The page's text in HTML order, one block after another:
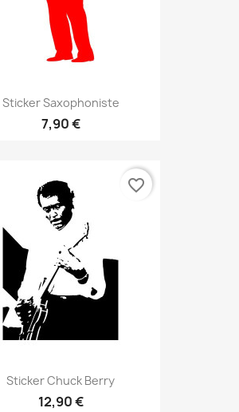
Sticker Saxophoniste
7,90 €
Sticker Chuck Berry
12,90 €
favorite_border